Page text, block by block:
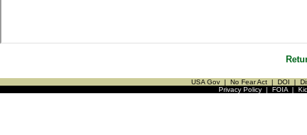
USA Gov | No Fear Act | DOI |
Privacy Policy| FOIA|